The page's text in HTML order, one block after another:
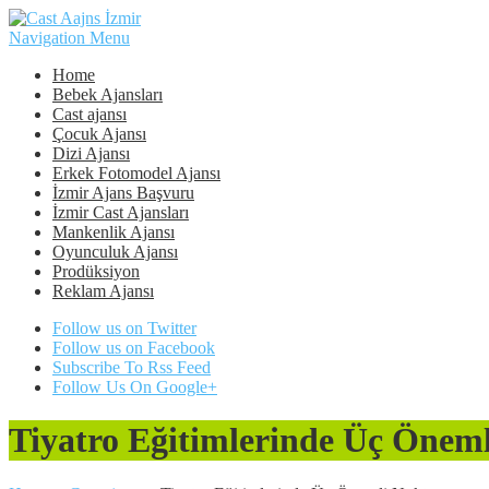
Navigation Menu
Home
Bebek Ajansları
Cast ajansı
Çocuk Ajansı
Dizi Ajansı
Erkek Fotomodel Ajansı
İzmir Ajans Başvuru
İzmir Cast Ajansları
Mankenlik Ajansı
Oyunculuk Ajansı
Prodüksiyon
Reklam Ajansı
Follow us on Twitter
Follow us on Facebook
Subscribe To Rss Feed
Follow Us On Google+
Tiyatro Eğitimlerinde Üç